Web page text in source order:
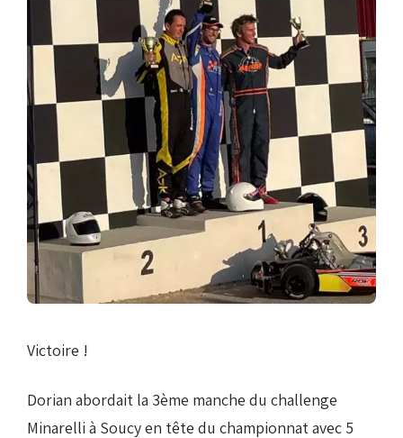
Victoire !
Dorian abordait la 3ème manche du challenge
Minarelli à Soucy en tête du championnat avec 5
Droits de piste
Homologation circuit